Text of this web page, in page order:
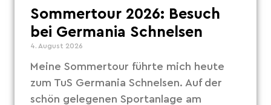
Sommertour 2026: Besuch
bei Germania Schnelsen
4. August 2026
Meine Sommertour führte mich heute
zum TuS Germania Schnelsen. Auf der
schön gelegenen Sportanlage am